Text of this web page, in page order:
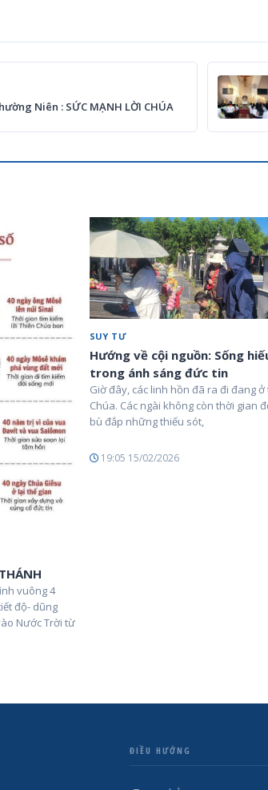
Niên : SỨC MẠNH LỜI CHÚA
vuông 4
độ- dũng
Nước Trời từ
SUY TƯ
Hướng về cội nguồn: Sống
trong ánh sáng đức tin
Giờ đây, các linh hồn đã ra đi đang
Chúa. Các ngài không còn thời gian
bù đắp những thiếu sót,
19:05 15/02/2026
ĐIỀU HƯỚNG